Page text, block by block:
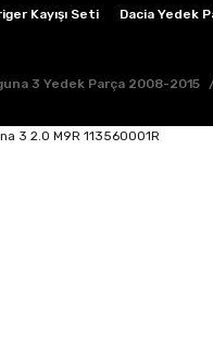
Kayışı Seti Dacia Yedek
3 Yedek Parça 2008-2015